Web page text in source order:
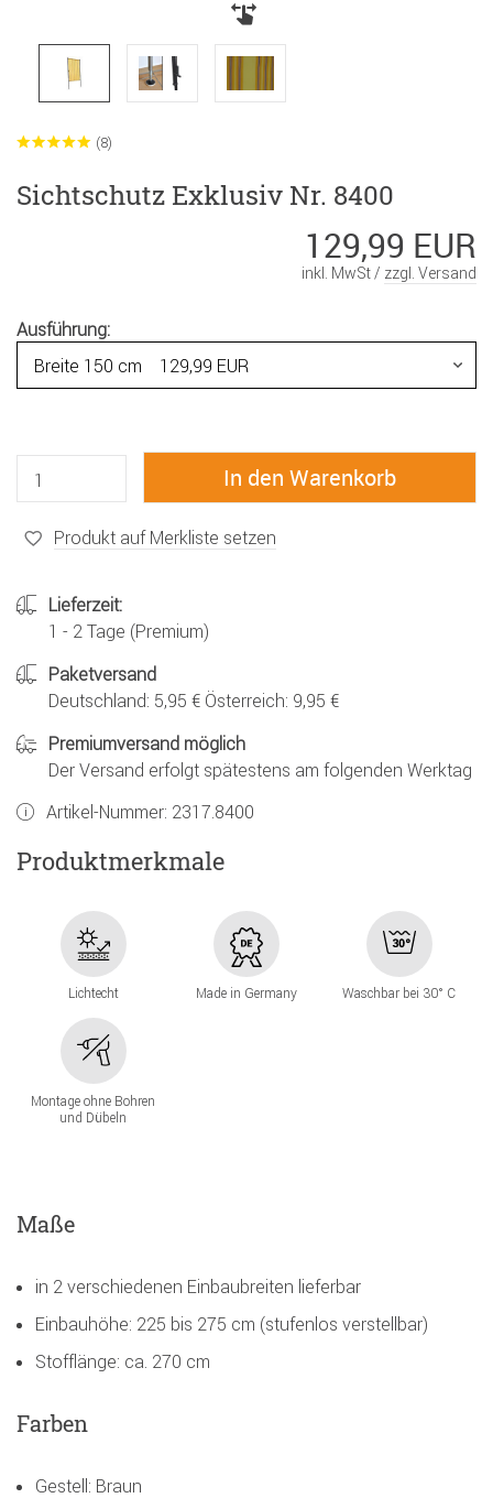
(8)
Sichtschutz Exklusiv Nr. 8400
129,99 EUR
inkl. MwSt / zzgl. Versand
Ausführung:
Produkt auf Merkliste setzen
Lieferzeit:
1 - 2 Tage (Premium)
Paketversand
Deutschland: 5,95 € Österreich: 9,95 €
Premiumversand möglich
Der Versand erfolgt spätestens am folgenden Werktag
Artikel-Nummer: 2317.8400
Produktmerkmale
Lichtecht Made in Germany Waschbar bei 30° C
Montage ohne Bohren
und Dübeln
Maße
in 2 verschiedenen Einbaubreiten lieferbar
Einbauhöhe: 225 bis 275 cm (stufenlos verstellbar)
Stofflänge: ca. 270 cm
Farben
Gestell: Braun